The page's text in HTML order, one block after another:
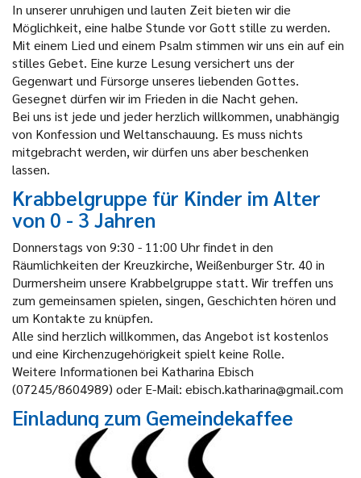
In unserer unruhigen und lauten Zeit bieten wir die
Möglichkeit, eine halbe Stunde vor Gott stille zu werden.
Mit einem Lied und einem Psalm stimmen wir uns ein auf ein
stilles Gebet. Eine kurze Lesung versichert uns der
Gegenwart und Fürsorge unseres liebenden Gottes.
Gesegnet dürfen wir im Frieden in die Nacht gehen.
Bei uns ist jede und jeder herzlich willkommen, unabhängig
von Konfession und Weltanschauung. Es muss nichts
mitgebracht werden, wir dürfen uns aber beschenken
lassen.
Krabbelgruppe für Kinder im Alter
von 0 - 3 Jahren
Donnerstags von 9:30 - 11:00 Uhr findet in den
Räumlichkeiten der Kreuzkirche, Weißenburger Str. 40 in
Durmersheim unsere Krabbelgruppe statt. Wir treffen uns
zum gemeinsamen spielen, singen, Geschichten hören und
um Kontakte zu knüpfen.
Alle sind herzlich willkommen, das Angebot ist kostenlos
und eine Kirchenzugehörigkeit spielt keine Rolle.
Weitere Informationen bei Katharina Ebisch
(07245/8604989) oder E-Mail: ebisch.katharina@gmail.com
Einladung zum Gemeindekaffee